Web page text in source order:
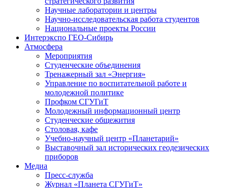
Научные лаборатории и центры
Научно-исследовательская работа студентов
Национальные проекты России
Интерэкспо ГЕО-Сибирь
Атмосфера
Мероприятия
Студенческие объединения
Тренажерный зал «Энергия»
Управление по воспитательной работе и
молодежной политике
Профком СГУГиТ
Молодежный информационный центр
Студенческие общежития
Столовая, кафе
Учебно-научный центр «Планетарий»
Выставочный зал исторических геодезических
приборов
Медиа
Пресс-служба
Журнал «Планета СГУГиТ»